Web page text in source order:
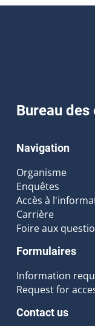
Bureau
Navigation
Organisme
Enquêtes
Accès à
Carrière
Foire aux
Formulaires
Information
Request for
Contact us